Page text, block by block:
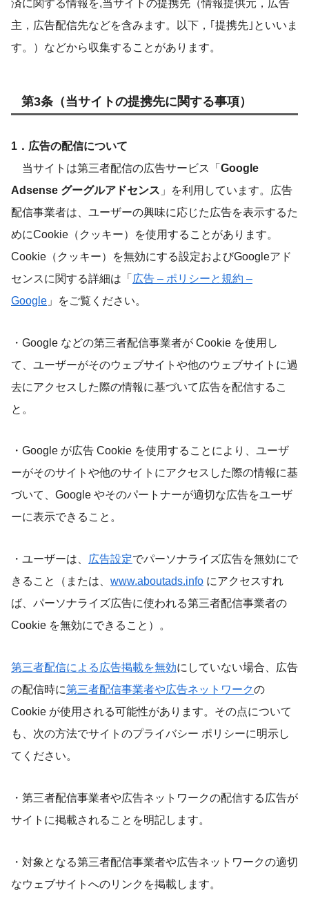
済に関する情報を,当サイトの提携先（情報提供元，広告
主，広告配信先などを含みます。以下，｢提携先｣といいま
す。）などから収集することがあります。
第3条（当サイトの提携先に関する事項）
1．広告の配信について
当サイトは第三者配信の広告サービス「 Google
Adsense グーグルアドセンス 」を利用しています。広告
配信事業者は、ユーザーの興味に応じた広告を表示するた
めにCookie（クッキー）を使用することがあります。
Cookie（クッキー）を無効にする設定およびGoogleアド
センスに関する詳細は「 広告 – ポリシーと規約 –
Google 」をご覧ください。
・Google などの第三者配信事業者が Cookie を使用し
て、ユーザーがそのウェブサイトや他のウェブサイトに過
去にアクセスした際の情報に基づいて広告を配信するこ
と。
・Google が広告 Cookie を使用することにより、ユーザ
ーがそのサイトや他のサイトにアクセスした際の情報に基
づいて、Google やそのパートナーが適切な広告をユーザ
ーに表示できること。
・ユーザーは、 広告設定でパーソナライズ広告を無効にで
きること（または、 www.aboutads.info にアクセスすれ
ば、パーソナライズ広告に使われる第三者配信事業者の
Cookie を無効にできること）。
第三者配信による広告掲載を無効にしていない場合、広告
の配信時に第三者配信事業者や広告ネットワークの
Cookie が使用される可能性があります。その点について
も、次の方法でサイトのプライバシー ポリシーに明示し
てください。
・第三者配信事業者や広告ネットワークの配信する広告が
サイトに掲載されることを明記します。
・対象となる第三者配信事業者や広告ネットワークの適切
なウェブサイトへのリンクを掲載します。